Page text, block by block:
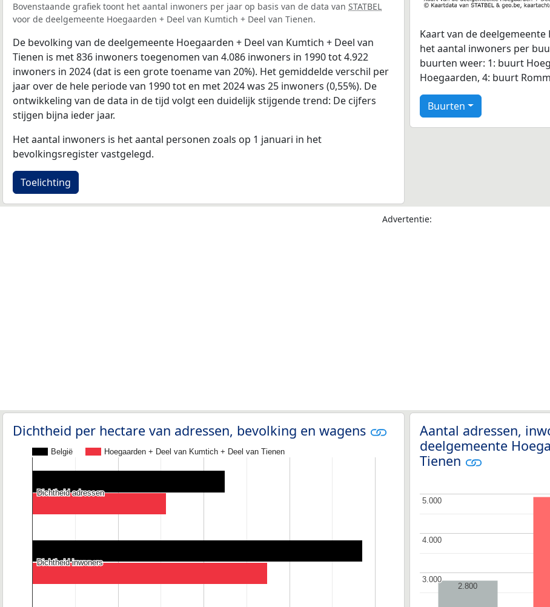
Bovenstaande grafiek toont het aantal inwoners per jaar op basis van de data van STATBEL
voor de deelgemeente Hoegaarden + Deel van Kumtich + Deel van Tienen.
De bevolking van de deelgemeente Hoegaarden + Deel van Kumtich + Deel van
Tienen is met 836 inwoners toegenomen van 4.086 inwoners in 1990 tot 4.922
inwoners in 2024 (dat is een grote toename van 20%). Het gemiddelde verschil per
jaar over de hele periode van 1990 tot en met 2024 was 25 inwoners (0,55%). De
ontwikkeling van de data in de tijd volgt een duidelijk stijgende trend: De cijfers
stijgen bijna ieder jaar.
Het aantal inwoners is het aantal personen zoals op 1 januari in het
bevolkingsregister vastgelegd.
Toelichting
Kaart van de
het aantal inwoners per
buurten weer: 1: buurt
Hoegaarden, 4: buurt
Buurten
Advertentie:
Dichtheid per hectare van adressen, bevolking en wagens
België Hoegaarden + Deel van Kumtich + Deel van Tienen
Dichtheid adressen
Dichtheid adressen
Dichtheid inwoners
Dichtheid inwoners
Aantal adressen,
deelgemeente
Tienen
3.000
3.000
4.000
4.000
5.000
5.000
2.800